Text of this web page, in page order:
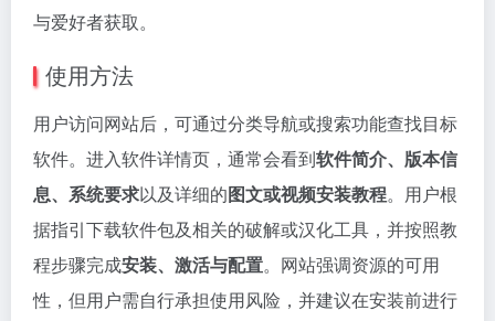
与爱好者获取。
使用方法
用户访问网站后，可通过分类导航或搜索功能查找目标
软件。进入软件详情页，通常会看到软件简介、版本信
息、系统要求以及详细的图文或视频安装教程。用户根
据指引下载软件包及相关的破解或汉化工具，并按照教
程步骤完成安装、激活与配置。网站强调资源的可用
性，但用户需自行承担使用风险，并建议在安装前进行